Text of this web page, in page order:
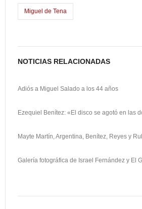
Miguel de Tena
NOTICIAS RELACIONADAS
Adiós a Miguel Salado a los 44 años
Ezequiel Benítez: «El disco se agotó en las
Mayte Martín, Argentina, Benítez, Reyes y
Galería fotográfica de Israel Fernández y El